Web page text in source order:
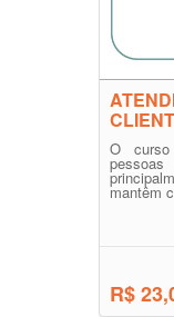
O
mantêm
R$